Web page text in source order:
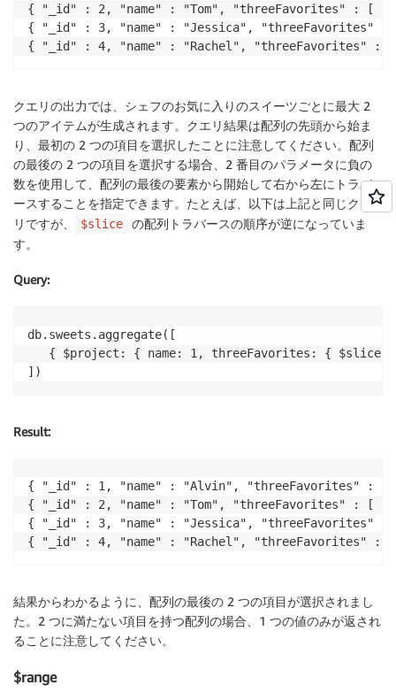
{ "_id" : 2, "name" : "Tom", "threeFavorites" : [
{ "_id" : 3, "name" : "Jessica", "threeFavorites" :
{ "_id" : 4, "name" : "Rachel", "threeFavorites" :
クエリの出力では、シェフのお気に入りのスイーツごとに最大 2
つのアイテムが生成されます。クエリ結果は配列の先頭から始ま
り、最初の 2 つの項目を選択したことに注意してください。配列
の最後の 2 つの項目を選択する場合、2 番目のパラメータに負の
数を使用して、配列の最後の要素から開始して右から左にトラバ
ースすることを指定できます。たとえば、以下は上記と同じクエ
リですが、
$slice
の配列トラバースの順序が逆になっていま
す。
Query:
db.sweets.aggregate([
{ $project: { name: 1, threeFavorites: { $slice:
])
Result:
{ "_id" : 1, "name" : "Alvin", "threeFavorites" :
{ "_id" : 2, "name" : "Tom", "threeFavorites" : [
{ "_id" : 3, "name" : "Jessica", "threeFavorites" :
{ "_id" : 4, "name" : "Rachel", "threeFavorites" :
結果からわかるように、配列の最後の 2 つの項目が選択されまし
た。2 つに満たない項目を持つ配列の場合、1 つの値のみが返され
ることに注意してください。
$range